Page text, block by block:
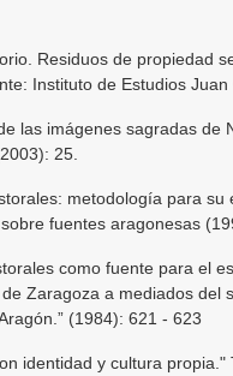
Residuos de propiedad
Instituto de Estudios Juan
las imágenes sagradas de
25.
metodología para su
fuentes aragonesas
como fuente para el
Zaragoza a mediados del
(1984): 621 - 623
identidad y cultura propia."